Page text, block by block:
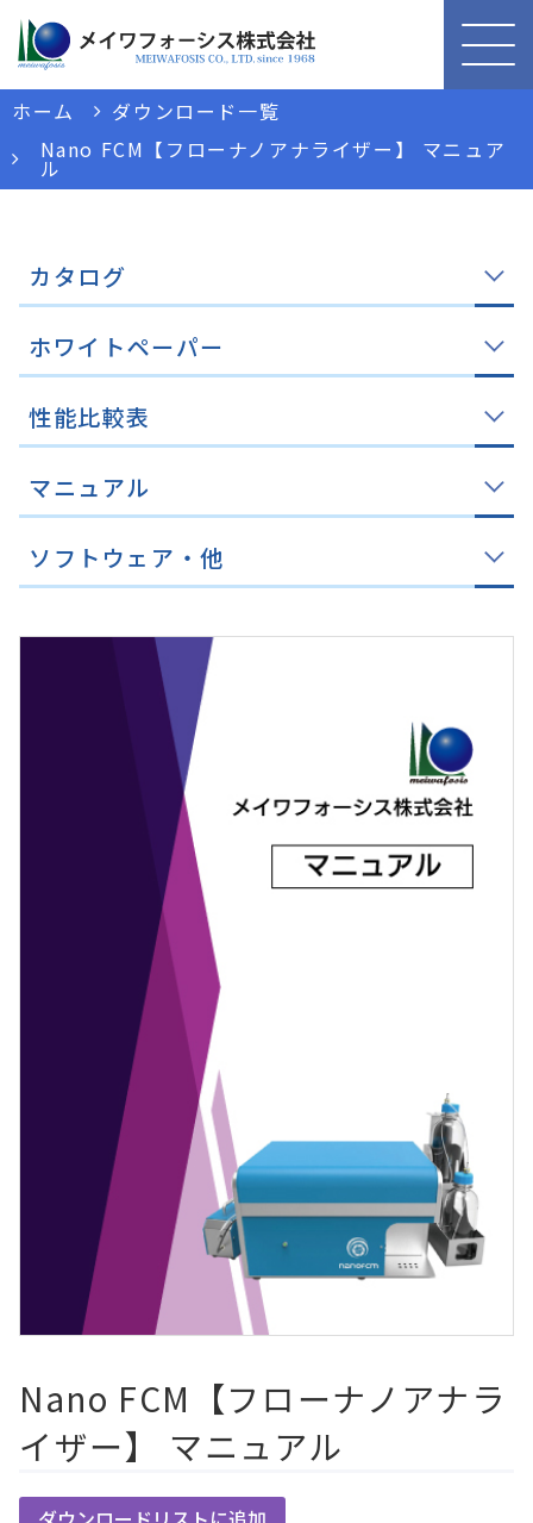
ホーム
ダウンロード一覧
Nano FCM【フローナノアナライザー】 マニュア
ル
カタログ
ホワイトペーパー
性能比較表
マニュアル
ソフトウェア・他
Nano FCM【フローナノアナラ
イザー】 マニュアル